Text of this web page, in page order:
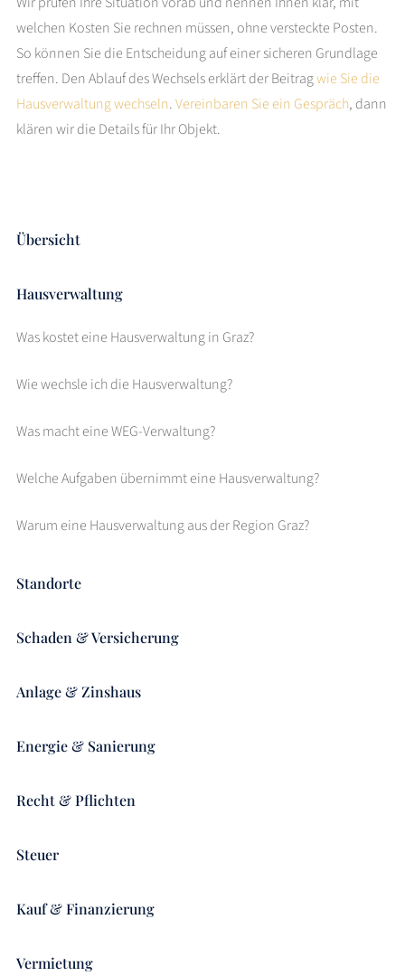
Übersicht
Hausverwaltung
Was kostet eine Hausverwaltung in Graz?
Wie wechsle ich die Hausverwaltung?
Was macht eine WEG-Verwaltung?
Welche Aufgaben übernimmt eine Hausverwaltung?
Warum eine Hausverwaltung aus der Region Graz?
Standorte
Schaden & Versicherung
Anlage & Zinshaus
Energie & Sanierung
Recht & Pflichten
Steuer
Kauf & Finanzierung
Vermietung
welchen Kosten Sie rechnen müssen, ohne versteckte Posten.
So können Sie die Entscheidung auf einer sicheren Grundlage
treffen. Den Ablauf des Wechsels erklärt der Beitragwie Sie die
Hausverwaltung wechseln.Vereinbaren Sie ein Gespräch, dann
klären wir die Details für Ihr Objekt.